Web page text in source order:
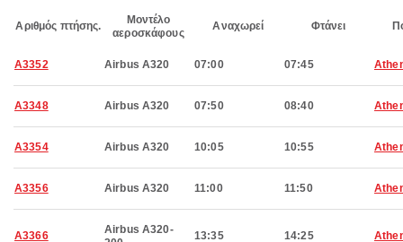
Αριθμός πτήσης.
Μοντέλο
αεροσκάφους
Αναχωρεί Φτάνει
A3352 Airbus A320 07:00 07:45
A3348 Airbus A320 07:50 08:40
A3354 Airbus A320 10:05 10:55
A3356 Airbus A320 11:00 11:50
A3366
Airbus A320-
13:35 14:25